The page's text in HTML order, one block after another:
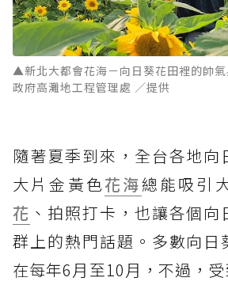
▲新北大都會花海－向日葵花田裡的帥
政府高灘地工程管理處 ／提供
隨著夏季到來，全台各地向
大片金黃色花海總能吸引
花 、拍照打卡，也讓各個
群上的熱門話題。多數向日
在每年6月至10月，不過，